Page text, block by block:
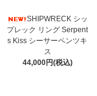
SHIPWRECK シッ
プレック リング Serpent
s Kiss シーサーペンツキ
ス
44,000円(税込)